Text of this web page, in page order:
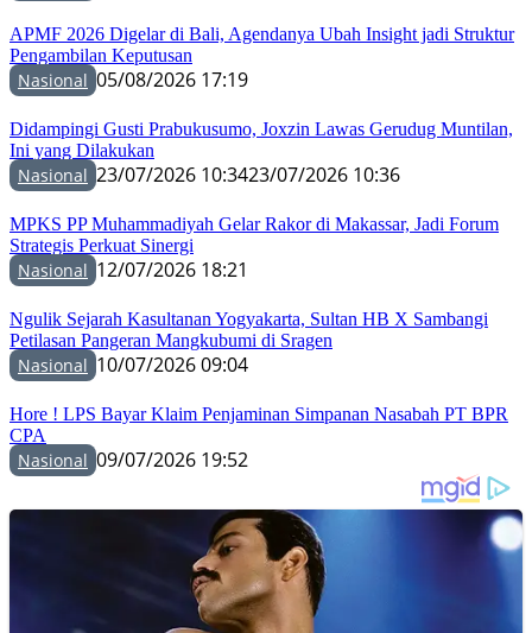
APMF 2026 Digelar di Bali, Agendanya Ubah Insight jadi Struktur
Pengambilan Keputusan
Nasional 05/08/2026 17:19
Didampingi Gusti Prabukusumo, Joxzin Lawas Gerudug Muntilan,
Ini yang Dilakukan
Nasional 23/07/2026 10:3423/07/2026 10:36
MPKS PP Muhammadiyah Gelar Rakor di Makassar, Jadi Forum
Strategis Perkuat Sinergi
Nasional 12/07/2026 18:21
Ngulik Sejarah Kasultanan Yogyakarta, Sultan HB X Sambangi
Petilasan Pangeran Mangkubumi di Sragen
Nasional 10/07/2026 09:04
Hore ! LPS Bayar Klaim Penjaminan Simpanan Nasabah PT BPR
CPA
Nasional 09/07/2026 19:52